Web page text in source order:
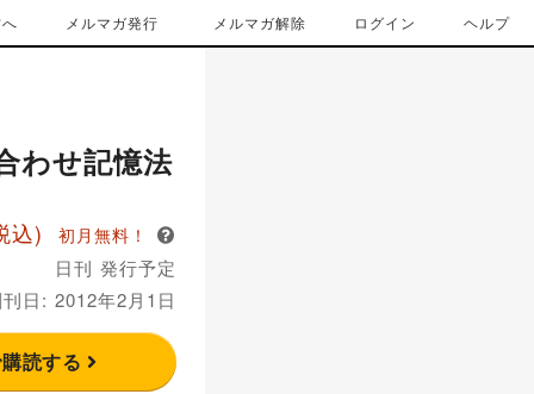
メルマガ発行 メルマガ解除 ログイン ヘルプ
わせ記憶法
込)
初月無料！
日刊 発行予定
日: 2012年2月1日
読する